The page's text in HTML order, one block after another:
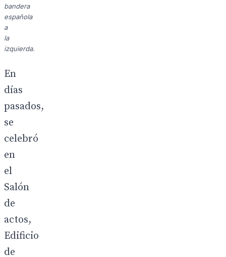
bandera
española
a
la
izquierda.
En
días
pasados,
se
celebró
en
el
Salón
de
actos,
Edificio
de